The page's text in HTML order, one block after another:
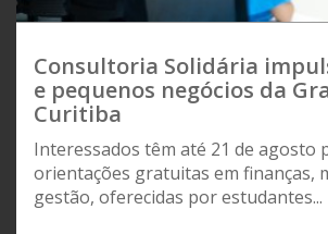
Consultoria Solidária
e pequenos negócios da
Curitiba
Interessados têm até 21 de agosto
orientações gratuitas em finanças,
gestão, oferecidas por estudantes...